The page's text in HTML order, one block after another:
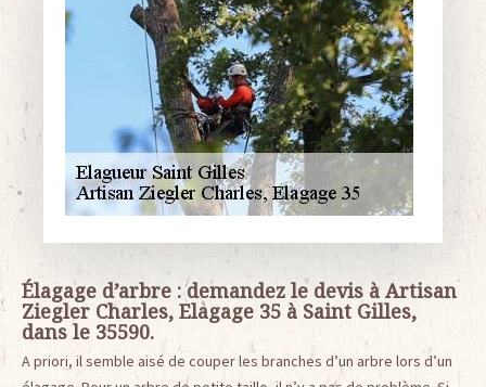
Élagage d’arbre : demandez le devis à Artisan
Ziegler Charles, Elagage 35 à Saint Gilles,
dans le 35590.
A priori, il semble aisé de couper les branches d’un arbre lors d’un